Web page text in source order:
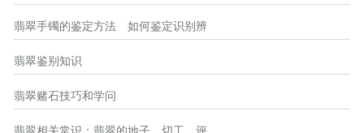
翡翠手镯的鉴定方法 如何鉴定识别辨
翡翠鉴别知识
翡翠赌石技巧和学问